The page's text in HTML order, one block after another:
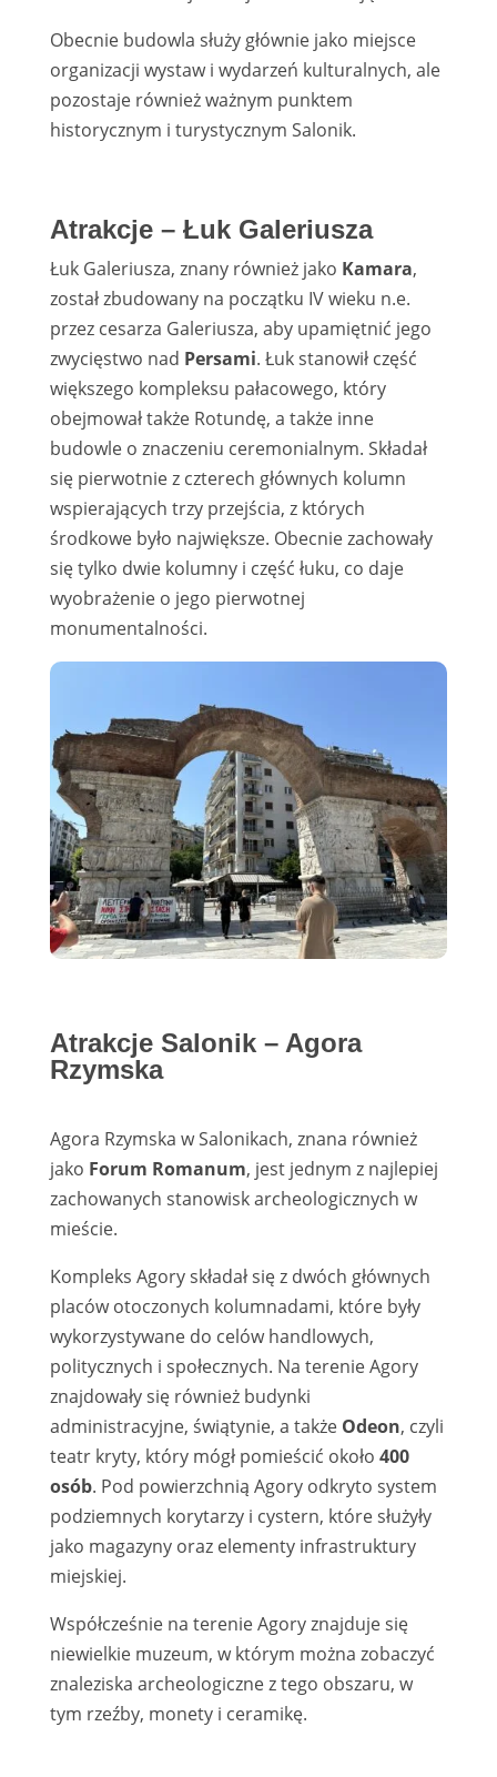
Obecnie budowla służy głównie jako miejsce
organizacji wystaw i wydarzeń kulturalnych, ale
pozostaje również ważnym punktem
historycznym i turystycznym Salonik.
Atrakcje – Łuk Galeriusza
Łuk Galeriusza, znany również jako Kamara,
został zbudowany na początku IV wieku n.e.
przez cesarza Galeriusza, aby upamiętnić jego
zwycięstwo nad Persami. Łuk stanowił część
większego kompleksu pałacowego, który
obejmował także Rotundę, a także inne
budowle o znaczeniu ceremonialnym. Składał
się pierwotnie z czterech głównych kolumn
wspierających trzy przejścia, z których
środkowe było największe. Obecnie zachowały
się tylko dwie kolumny i część łuku, co daje
wyobrażenie o jego pierwotnej
monumentalności.
Atrakcje Salonik – Agora
Rzymska
Agora Rzymska w Salonikach, znana również
jako Forum Romanum, jest jednym z najlepiej
zachowanych stanowisk archeologicznych w
mieście.
Kompleks Agory składał się z dwóch głównych
placów otoczonych kolumnadami, które były
wykorzystywane do celów handlowych,
politycznych i społecznych. Na terenie Agory
znajdowały się również budynki
administracyjne, świątynie, a także Odeon, czyli
teatr kryty, który mógł pomieścić około 400
osób. Pod powierzchnią Agory odkryto system
podziemnych korytarzy i cystern, które służyły
jako magazyny oraz elementy infrastruktury
miejskiej.
Współcześnie na terenie Agory znajduje się
niewielkie muzeum, w którym można zobaczyć
znaleziska archeologiczne z tego obszaru, w
tym rzeźby, monety i ceramikę.